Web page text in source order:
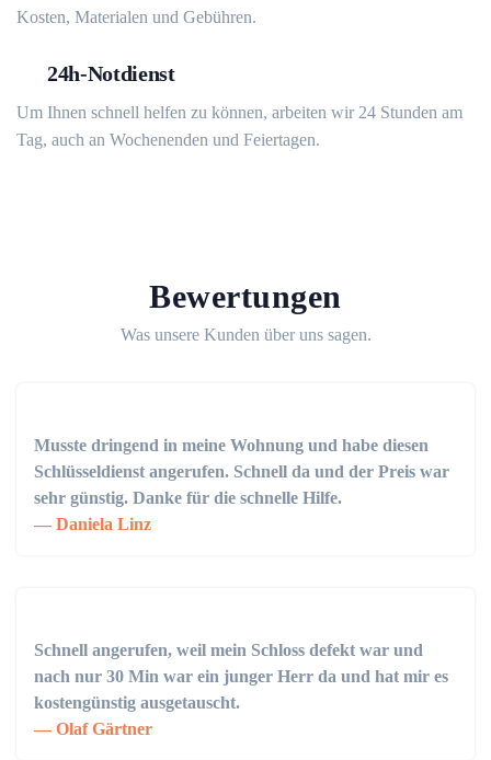
Kosten, Materialen und Gebühren.
24h-Notdienst
Um Ihnen schnell helfen zu können, arbeiten wir 24 Stunden am
Tag, auch an Wochenenden und Feiertagen.
Bewertungen
Was unsere Kunden über uns sagen.
Musste dringend in meine Wohnung und habe diesen
Schlüsseldienst angerufen. Schnell da und der Preis war
sehr günstig. Danke für die schnelle Hilfe.
Daniela Linz
Schnell angerufen, weil mein Schloss defekt war und
nach nur 30 Min war ein junger Herr da und hat mir es
kostengünstig ausgetauscht.
Olaf Gärtner